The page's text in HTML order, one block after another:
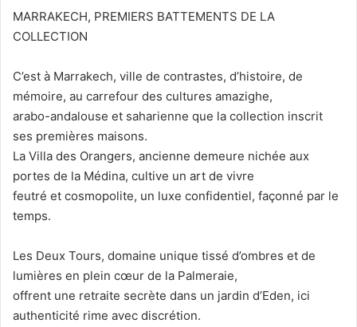
MARRAKECH, PREMIERS BATTEMENTS DE LA
COLLECTION
C’est à Marrakech, ville de contrastes, d’histoire, de
mémoire, au carrefour des cultures amazighe,
arabo-andalouse et saharienne que la collection inscrit
ses premières maisons.
La Villa des Orangers, ancienne demeure nichée aux
portes de la Médina, cultive un art de vivre
feutré et cosmopolite, un luxe confidentiel, façonné par le
temps.
Les Deux Tours, domaine unique tissé d’ombres et de
lumières en plein cœur de la Palmeraie,
offrent une retraite secrète dans un jardin d’Eden, ici
authenticité rime avec discrétion.